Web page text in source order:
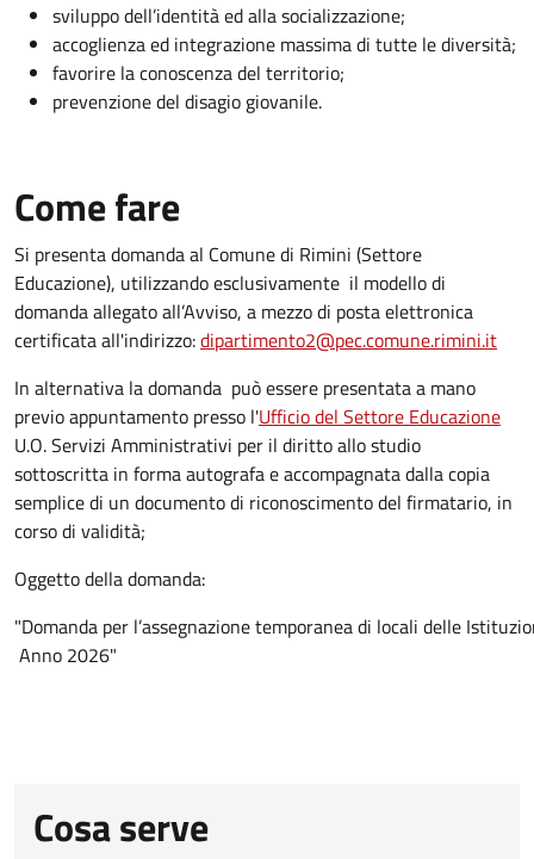
sviluppo dell’identità ed alla socializzazione;
accoglienza ed integrazione massima di tutte le diversità;
favorire la conoscenza del territorio;
prevenzione del disagio giovanile.
Come fare
Si presenta domanda al Comune di Rimini (Settore
Educazione), utilizzando esclusivamente il modello di
domanda allegato all’Avviso, a mezzo di posta elettronica
certificata all'indirizzo:dipartimento2@pec.comune.rimini.it
In alternativa la domanda può essere presentata a mano
previo appuntamento presso l'Ufficio del Settore Educazione
U.O. Servizi Amministrativi per il diritto allo studio
sottoscritta in forma autografa e accompagnata dalla copia
semplice di un documento di riconoscimento del firmatario, in
corso di validità;
Oggetto della domanda:
"Domanda per l’assegnazione temporanea di locali delle
Anno 2026"
Cosa serve